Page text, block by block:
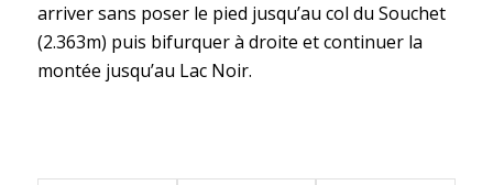
arriver sans poser le pied jusqu’au col du Souchet
(2.363m) puis bifurquer à droite et continuer la
montée jusqu’au Lac Noir.